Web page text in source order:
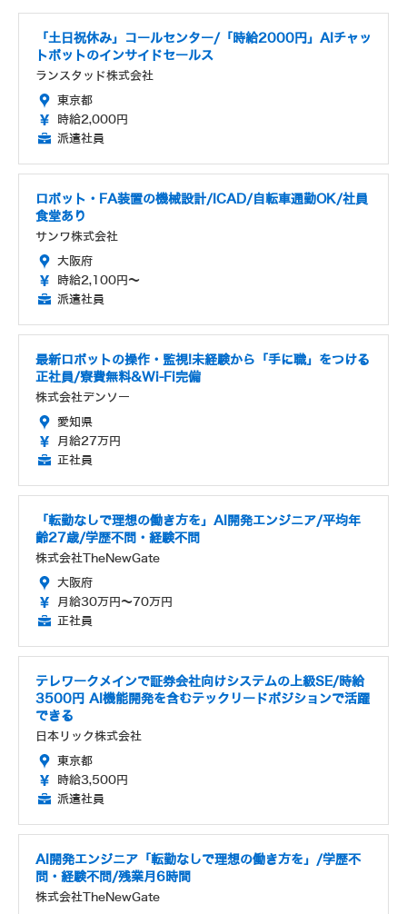
「土日祝休み」コールセンター/「時給2000円」AIチャッ
トボットのインサイドセールス
ランスタッド株式会社
東京都
時給2,000円
派遣社員
ロボット・FA装置の機械設計/ICAD/自転車通勤OK/社員
食堂あり
サンワ株式会社
大阪府
時給2,100円～
派遣社員
最新ロボットの操作・監視!未経験から「手に職」をつける
正社員/寮費無料&Wi-Fi完備
株式会社デンソー
愛知県
月給27万円
正社員
「転勤なしで理想の働き方を」AI開発エンジニア/平均年
齢27歳/学歴不問・経験不問
株式会社TheNewGate
大阪府
月給30万円～70万円
正社員
テレワークメインで証券会社向けシステムの上級SE/時給
3500円 AI機能開発を含むテックリードポジションで活躍
できる
日本リック株式会社
東京都
時給3,500円
派遣社員
AI開発エンジニア「転勤なしで理想の働き方を」/学歴不
問・経験不問/残業月6時間
株式会社TheNewGate